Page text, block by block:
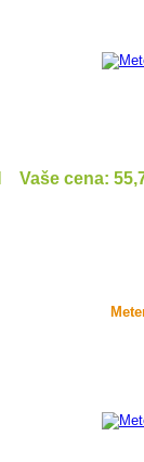
Vaše cena: